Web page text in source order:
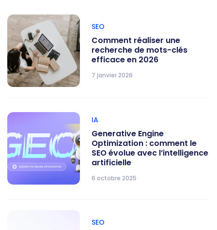
SEO
Comment réaliser une
recherche de mots-clés
efficace en 2026
7 janvier 2026
IA
Generative Engine
Optimization : comment le
SEO évolue avec l’intelligence
artificielle
6 octobre 2025
SEO